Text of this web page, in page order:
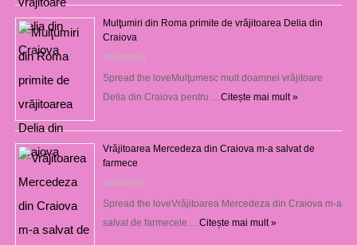
Mulţumiri din Roma primite de vrăjitoarea Delia din
Craiova
06/08/2026
Spread the loveMulţumesc mult doamnei vrăjitoare
Delia din Craiova pentru … Citește mai mult »
Vrăjitoarea Mercedeza din Craiova m-a salvat de
farmece
06/08/2026
Spread the loveVrăjitoarea Mercedeza din Craiova m-a
salvat de farmecele … Citește mai mult »